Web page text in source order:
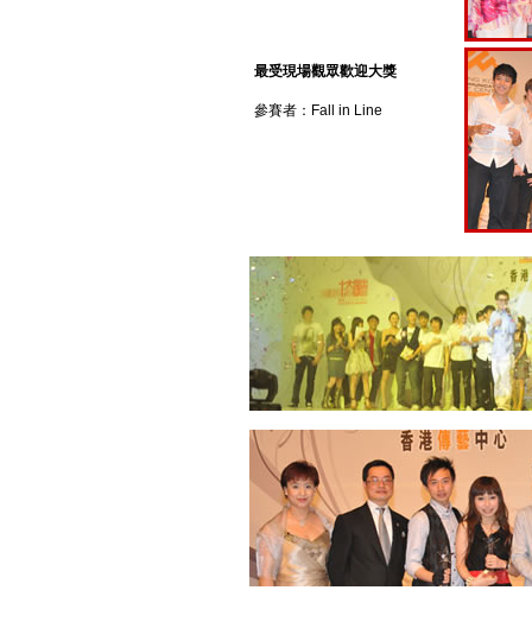
最受現場觀眾歡迎大獎
參賽者：Fall in Line